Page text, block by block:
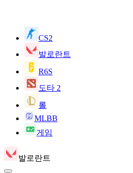
CS2
발로란트
R6S
도타 2
롤
MLBB
게임
발로란트